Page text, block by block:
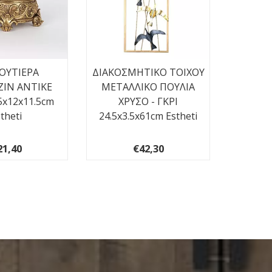
ΑΝΤΙΚΕ
ΔΙΑΚΟΣΜΗΤΙΚΟ ΤΟΙΧΟΥ
ΜΕΤΑΛΛΙΚΟ ΠΟΥΛΙΑ
ΧΡΥΣΟ - ΓΚΡΙ
24.5x3.5x61cm Estheti
€42,30